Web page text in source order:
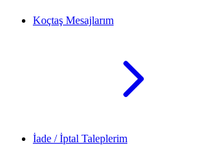
Koçtaş Mesajlarım
İade / İptal Taleplerim